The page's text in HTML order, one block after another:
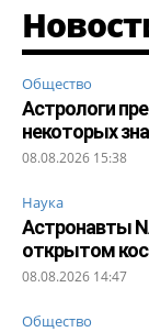
Общество
Астрологи
некоторых
08.08.2026 15:38
Наука
Астронавты
открытом
08.08.2026 14:47
Общество